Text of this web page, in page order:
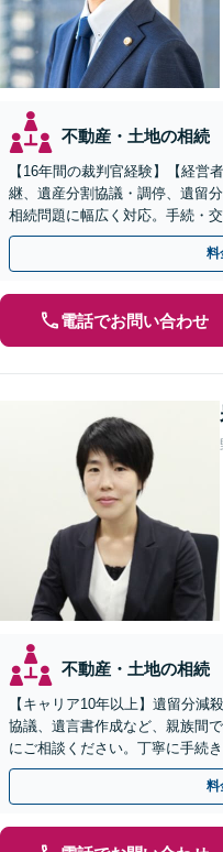
不動産・土地の相続
【16年間の裁判官経験】【経営
継、遺産分割協議・調停、遺留
相続問題に幅広く対応。手続・
会社、ご家族の安心を守ります。
料
電話でお問い合わせ
不動産・土地の相続
【キャリア10年以上】遺留分減
協議、遺言書作成など、親族間
にご相談ください。丁寧に手続
す。【完全個室で相談】【駐車
料